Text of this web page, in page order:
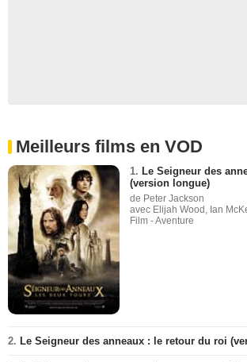
Meilleurs films en VOD
1. Le Seigneur des
(version longue)
de Peter Jackson
avec Elijah Wood, Ian
Film - Aventure
2. Le Seigneur des anneaux : le retour du roi